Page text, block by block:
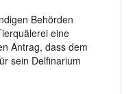
Behörden
eine
Antrag, dass dem
sein Delfinarium